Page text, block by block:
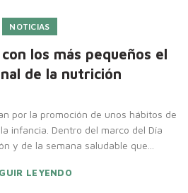
NOTICIAS
los más pequeños el
de la nutrición
por la promoción de unos hábitos de
infancia. Dentro del marco del Día
y de la semana saludable que...
LEYENDO